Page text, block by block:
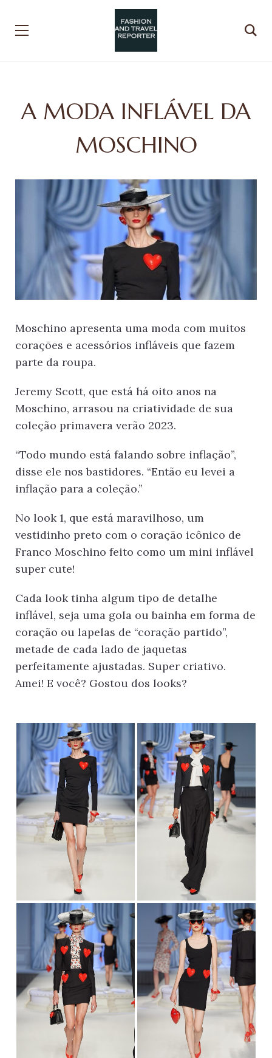
A MODA INFLÁVEL DA
MOSCHINO
Moschino apresenta uma moda com muitos
corações e acessórios infláveis que fazem
parte da roupa.
Jeremy Scott, que está há oito anos na
Moschino, arrasou na criatividade de sua
coleção primavera verão 2023.
“Todo mundo está falando sobre inflação”,
disse ele nos bastidores. “Então eu levei a
inflação para a coleção.”
No look 1, que está maravilhoso, um
vestidinho preto com o coração icônico de
Franco Moschino feito como um mini inflável
super cute!
Cada look tinha algum tipo de detalhe
inflável, seja uma gola ou bainha em forma de
coração ou lapelas de “coração partido”,
metade de cada lado de jaquetas
perfeitamente ajustadas. Super criativo.
Amei! E você? Gostou dos looks?